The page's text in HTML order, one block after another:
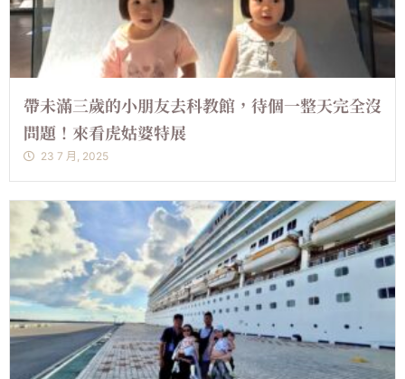
帶未滿三歲的小朋友去科教館，待個一整天完全沒
問題！來看虎姑婆特展
23 7 月, 2025